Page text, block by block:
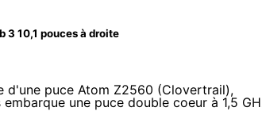
3 10,1 pouces à droite
d'une puce Atom Z2560 (Clovertrail),
une puce double coeur à 1,5